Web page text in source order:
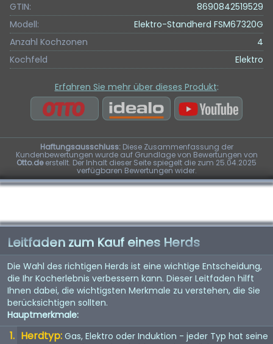
GTIN:
8690842519529
Modell:
Elektro-Standherd FSM67320G
Anzahl Kochzonen
4
Kochfeld
Elektro
Erfahren Sie mehr über dieses Produkt:
Haftungsausschluss:Diese Zusammenfassung der
Kundenbewertungen wurde auf Grundlage von Bewertungen von
Otto.deerstellt. Der Inhalt dieser Seite spiegelt die zum 25.04.2025
verfügbaren Bewertungen wider.
Leitfaden zum Kauf eines Herds
Die Wahl des richtigen Herds ist eine wichtige Entscheidung,
die Ihr Kocherlebnis verbessern kann. Dieser Leitfaden hilft
Ihnen dabei, die wichtigsten Merkmale zu verstehen, die Sie
berücksichtigen sollten.
Hauptmerkmale:
Herdtyp: Gas, Elektro oder Induktion - jeder Typ hat seine